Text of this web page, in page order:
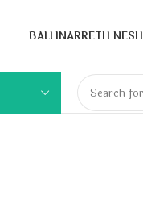
BALLINARRETH NESH